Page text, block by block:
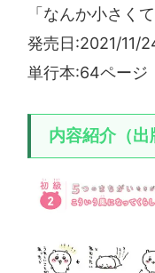
「なんか小さく
発売日:‎2021/11/
単行本:64ページ
内容紹介（出